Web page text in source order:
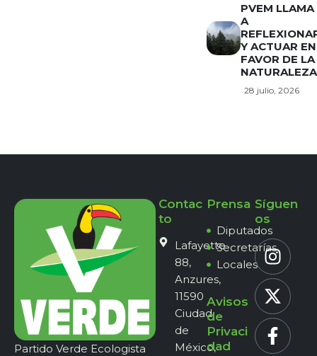
PVEM LLAMA
A
Y ACTUAR EN
FAVOR DE LA
NATURALEZA
28 julio, 2026
Partido Verde Ecologista
Contac
to
Lafayette
88,
Anzures,
11590
Ciudad
de
México,
Prensa
Diputados
Secretarías
Locales
Avisos
de
Privaci
dad
Síguen
os